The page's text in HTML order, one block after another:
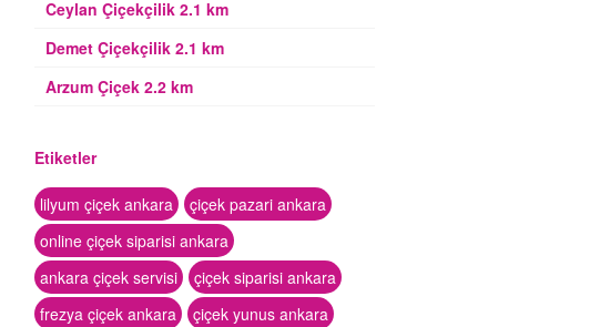
Ceylan Çiçekçilik 2.1 km
Demet Çiçekçilik 2.1 km
Arzum Çiçek 2.2 km
Etiketler
lilyum çiçek ankara
çiçek pazari ankara
online çiçek siparisi ankara
ankara çiçek servisi
çiçek siparisi ankara
frezya çiçek ankara
çiçek yunus ankara